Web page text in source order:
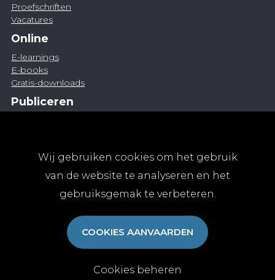
Wij gebruiken cookies om het gebruik
van de website te analyseren en het
gebruiksgemak te verbeteren.
COOKIES AANVAARDEN
Cookies beheren
Proefschriften
Vacatures
Online
E-learnings
E-books
Gratis-downloads
Publiceren
Abonnementen
Algemene abonnementsvoorwaarden